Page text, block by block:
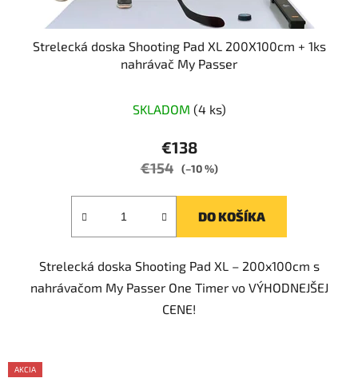
Strelecká doska Shooting Pad XL 200X100cm + 1ks
nahrávač My Passer
hodnotenie
produktu
je
SKLADOM (4 ks)
€138
€154 (–10 %)
DO KOŠÍKA
Strelecká doska Shooting Pad XL – 200x100cm s
nahrávačom My Passer One Timer vo VÝHODNEJŠEJ
CENE!
AKCIA